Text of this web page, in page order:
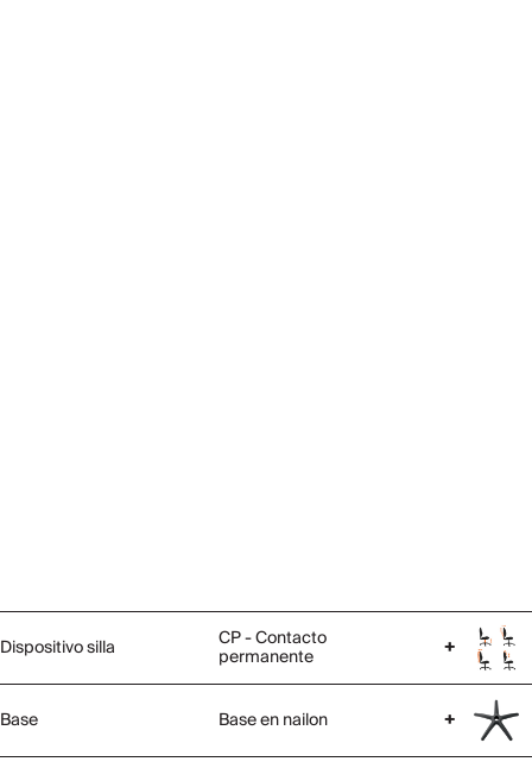
Dispositivo silla CP - Contacto
permanente +
Base Base en nailon +